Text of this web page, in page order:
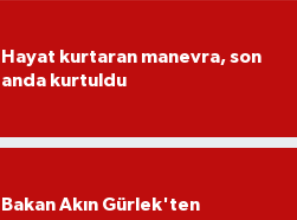
Hayat kurtaran manevra, son
anda kurtuldu
Bakan Akın Gürlek'ten